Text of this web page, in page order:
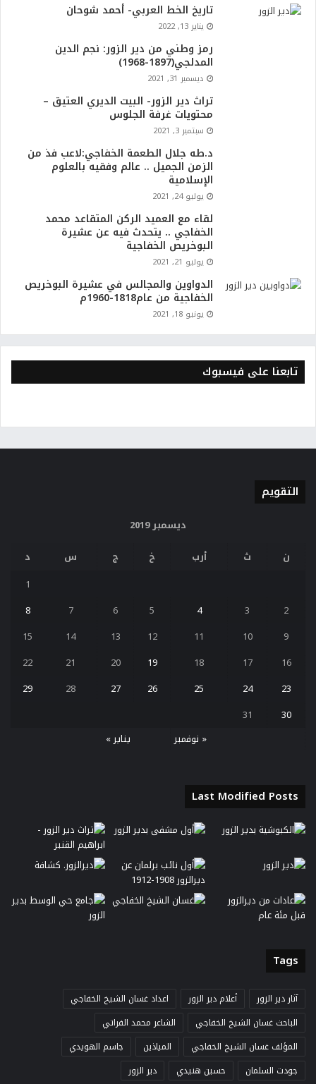
تاريخ الخط العربي- أحمد شوحان
يناير 13, 2022
رمز وطني من دير الزور: نجم الدين
المدلجي(1897-1968)
ديسمبر 31, 2021
تراث دير الزور- البيت الديري العتيق –
محتويات غرفة الجلوس
سبتمبر 3, 2021
د.طه جلال الطعمة الخفاجي:لاعب فذ من
الزمن الجميل .. عالم وفقيه بالعلوم
الإسلامية
يوليو 24, 2021
لقاء مع العميد الركن المتقاعد محمد
الخفاجي .. يتحدث فيه عن عشيرة
البوخريص الخفاجية
يوليو 21, 2021
الدواوين والمجالس في عشيرة البوخريص
الخفاجية من عام1818-1960م
يونيو 18, 2021
تابعنا على فيسبوك
التقويم
ديسمبر 2019
ن
ث أرب خ ج س د
« نوفمبر يناير »
1
2
3
4
5
6
7
8
9
10
11
12
13
14
15
16
17
18
19
20
21
22
23
24
25
26
27
28
29
30
31
Last Modified Posts
Tags
آثار دير الزور أعلام دير الزور
اعداد غسان الشيخ الخفاجي
الباحث غسان الشيخ الخفاجي
الشاعر محمد الفراتي
المؤلف غسان الشيخ الخفاجي
المياذين
جاسم الهويدي
جودت السلمان
حسين هنيدي دير الزور